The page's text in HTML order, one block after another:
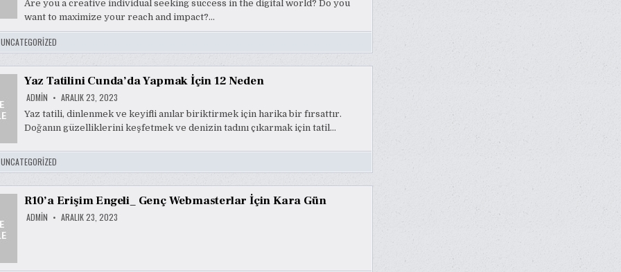
Are you a creative individual seeking success in the digital world? Do you
want to maximize your reach and impact?…
UNCATEGORIZED
Yaz Tatilini Cunda’da Yapmak İçin 12 Neden
ADMIN ARALIK 23, 2023
Yaz tatili, dinlenmek ve keyifli anılar biriktirmek için harika bir fırsattır.
Doğanın güzelliklerini keşfetmek ve denizin tadını çıkarmak için tatil…
UNCATEGORIZED
R10’a Erişim Engeli_ Genç Webmasterlar İçin Kara Gün
ADMIN ARALIK 23, 2023